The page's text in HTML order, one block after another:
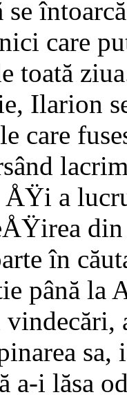
se
care
toată
Ilarion
care
a
în
până la
sa,
a-i lăsa